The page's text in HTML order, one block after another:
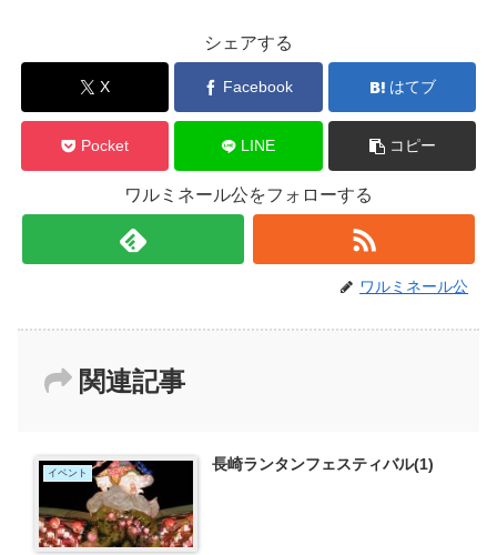
シェアする
X Facebook はてブ
Pocket LINE コピー
ワルミネール公をフォローする
ワルミネール公
関連記事
イベント 長崎ランタンフェスティバル(1)